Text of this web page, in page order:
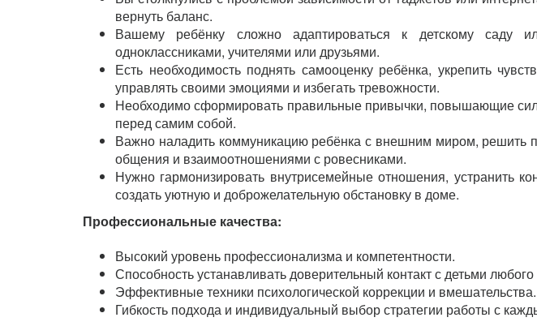
вернуть баланс.
Вашему ребёнку сложно адаптироваться к детскому саду
одноклассниками, учителями или друзьями.
Есть необходимость поднять самооценку ребёнка, укрепить
управлять своими эмоциями и избегать тревожности.
Необходимо сформировать правильные привычки, повышающие
перед самим собой.
Важно наладить коммуникацию ребёнка с внешним миром, решить
общения и взаимоотношениями с ровесниками.
Нужно гармонизировать внутрисемейные отношения, устранить
создать уютную и доброжелательную обстановку в доме.
Профессиональные качества:
Высокий уровень профессионализма и компетентности.
Способность устанавливать доверительный контакт с детьми любого
Эффективные техники психологической коррекции и вмешательства.
Гибкость подхода и индивидуальный выбор стратегии работы с